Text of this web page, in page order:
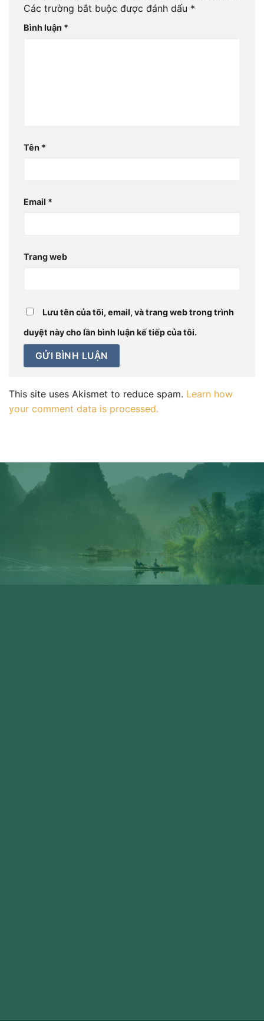
Các trường bắt buộc được đánh dấu *
Bình luận *
Tên *
Email *
Trang web
Lưu tên của tôi, email, và trang web trong trình
duyệt này cho lần bình luận kế tiếp của tôi.
This site uses Akismet to reduce spam. Learn how
your comment data is processed.